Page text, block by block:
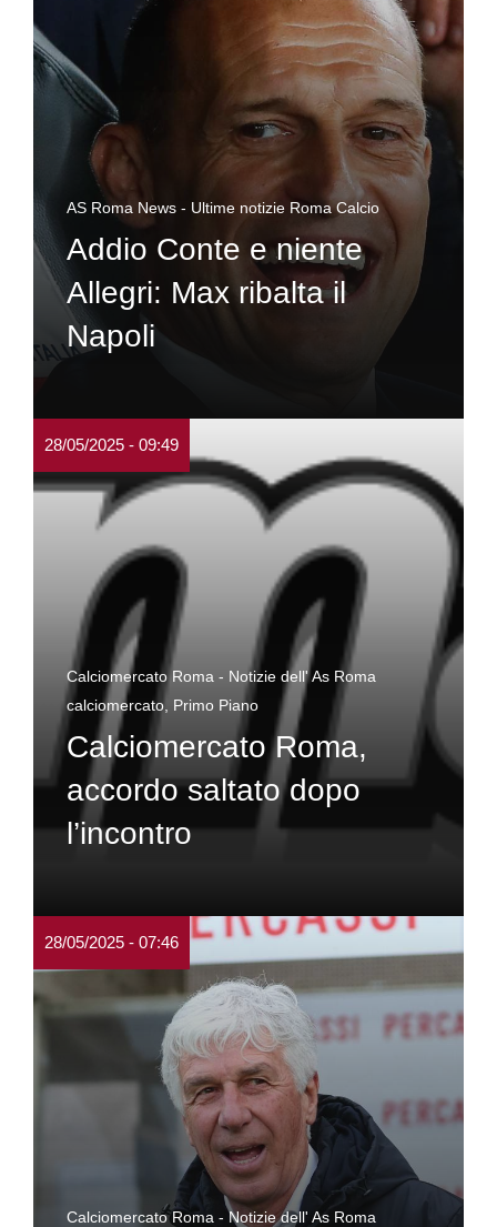
AS Roma News - Ultime notizie Roma Calcio
Addio Conte e niente
Allegri: Max ribalta il
Napoli
28/05/2025 - 09:49
Calciomercato Roma - Notizie dell' As Roma
calciomercato Primo Piano
Calciomercato Roma,
accordo saltato dopo
l’incontro
28/05/2025 - 07:46
Calciomercato Roma - Notizie dell' As Roma